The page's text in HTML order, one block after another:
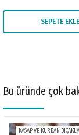
SEPETE EKLE
Bu üründe çok
KASAP VE KURBAN